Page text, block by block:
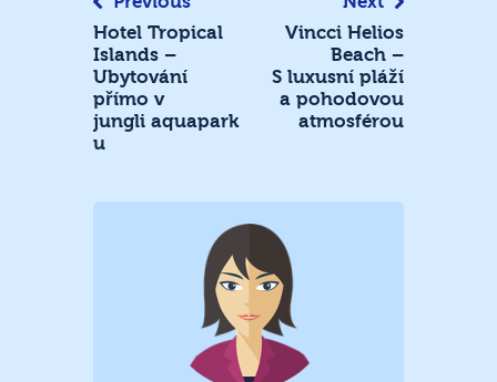
Hotel Tropical
Islands –
Ubytování
přímo v
jungli aquapark
u
Vincci Helios
Beach –
S luxusní pláží
a pohodovou
atmosférou